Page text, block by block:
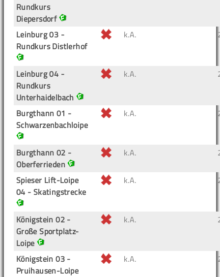
Rundkurs
Diepersdorf
Leinburg 03 -
Rundkurs Distlerhof
k.A.
Leinburg 04 -
Rundkurs
Unterhaidelbach
k.A.
Burgthann 01 -
Schwarzenbachloipe
k.A.
Burgthann 02 -
Oberferrieden
k.A.
Spieser Lift-Loipe
04 - Skatingstrecke
k.A.
Königstein 02 -
Große Sportplatz-
Loipe
k.A.
Königstein 03 -
Pruihausen-Loipe
k.A.